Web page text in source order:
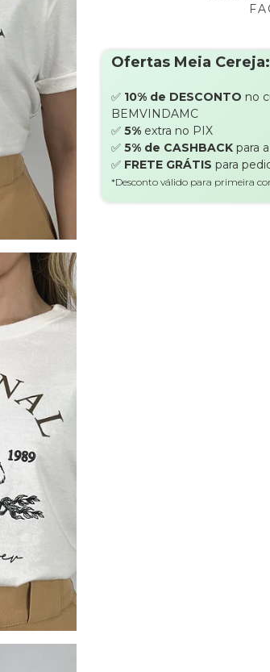
Ofertas Meia Cereja:
✅ 10% de DESCONTO no
BEMVINDAMC
✅ 5% extra no PIX
✅ 5% de CASHBACK para
✅ FRETE GRÁTIS para
*Desconto válido para primeira